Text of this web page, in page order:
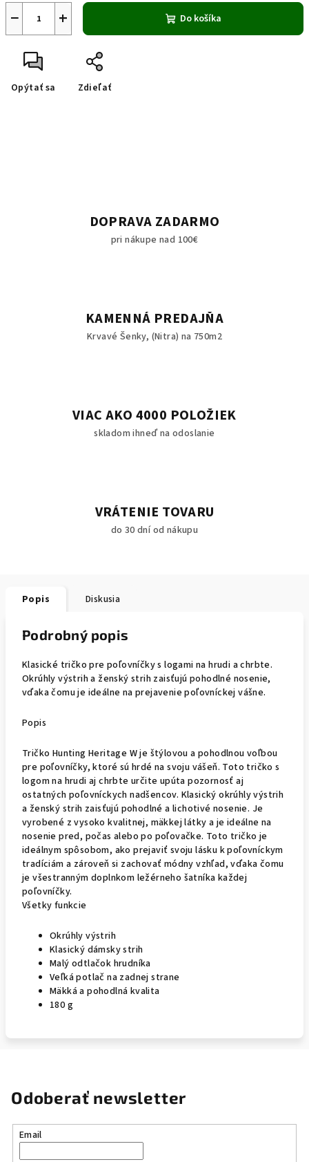
+
− Do košíka
Opýtať sa Zdieľať
DOPRAVA ZADARMO
pri nákupe nad 100€
KAMENNÁ PREDAJŇA
Krvavé Šenky, (Nitra) na 750m2
VIAC AKO 4000 POLOŽIEK
skladom ihneď na odoslanie
VRÁTENIE TOVARU
do 30 dní od nákupu
Popis Diskusia
Podrobný popis
Klasické tričko pre poľovníčky s logami na hrudi a chrbte.
Okrúhly výstrih a ženský strih zaisťujú pohodlné nosenie,
vďaka čomu je ideálne na prejavenie poľovníckej vášne.
Popis
Tričko Hunting Heritage W je štýlovou a pohodlnou voľbou
pre poľovníčky, ktoré sú hrdé na svoju vášeň. Toto tričko s
logom na hrudi aj chrbte určite upúta pozornosť aj
ostatných poľovníckych nadšencov. Klasický okrúhly výstrih
a ženský strih zaisťujú pohodlné a lichotivé nosenie. Je
vyrobené z vysoko kvalitnej, mäkkej látky a je ideálne na
nosenie pred, počas alebo po poľovačke. Toto tričko je
ideálnym spôsobom, ako prejaviť svoju lásku k poľovníckym
tradíciám a zároveň si zachovať módny vzhľad, vďaka čomu
je všestranným doplnkom ležérneho šatníka každej
poľovníčky.
Všetky funkcie
Okrúhly výstrih
Klasický dámsky strih
Malý odtlačok hrudníka
Veľká potlač na zadnej strane
Mäkká a pohodlná kvalita
180 g
Odoberať newsletter
Email